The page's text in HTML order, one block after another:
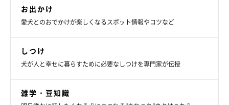
お出かけ
愛犬とのおでかけが楽しくなるスポット情報やコツなど
しつけ
犬が人と幸せに暮らすために必要なしつけを専門家が伝授
雑学・豆知識